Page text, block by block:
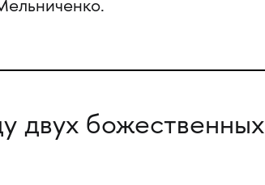
двух божественных